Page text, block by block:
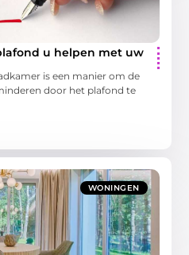
u helpen met uw
is een manier om de
door het plafond te
WONINGEN